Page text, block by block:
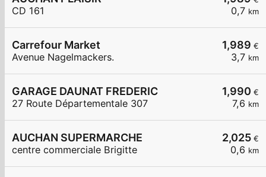
0,7 km
CD 161
1,989 €
3,7 km
Carrefour Market
Avenue Nagelmackers.
1,990 €
7,6 km
GARAGE DAUNAT FREDERIC
27 Route Départementale 307
2,025 €
0,6 km
AUCHAN SUPERMARCHE
centre commerciale Brigitte